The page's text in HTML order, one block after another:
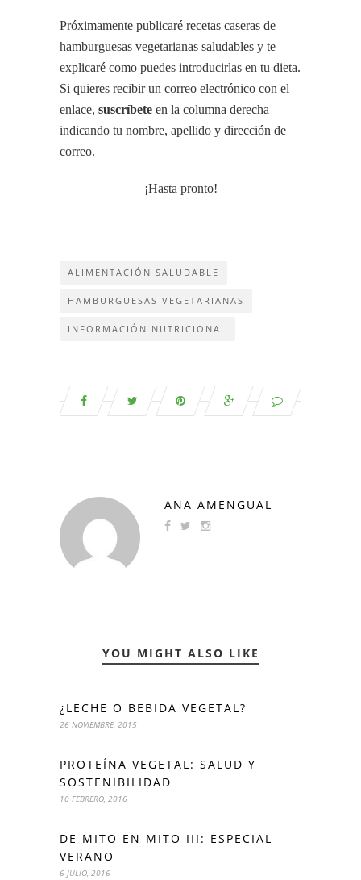
Próximamente publicaré recetas caseras de
hamburguesas vegetarianas saludables y te
explicaré como puedes introducirlas en tu dieta.
Si quieres recibir un correo electrónico con el
enlace, suscríbete en la columna derecha
indicando tu nombre, apellido y dirección de
correo.
¡Hasta pronto!
ALIMENTACIÓN SALUDABLE
HAMBURGUESAS VEGETARIANAS
INFORMACIÓN NUTRICIONAL
ANA AMENGUAL
YOU MIGHT ALSO LIKE
¿LECHE O BEBIDA VEGETAL?
26 NOVIEMBRE, 2015
PROTEÍNA VEGETAL: SALUD Y
SOSTENIBILIDAD
10 FEBRERO, 2016
DE MITO EN MITO III: ESPECIAL
VERANO
6 JULIO, 2016